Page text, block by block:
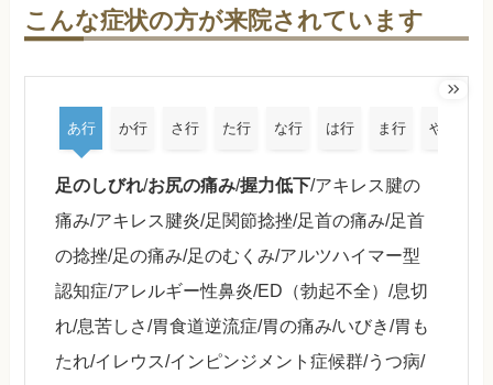
こんな症状の方が来院されています
あ行 か行 さ行 た行 な行 は行 ま行 や行
足のしびれ/お尻の痛み/握力低下/アキレス腱の
痛み/アキレス腱炎/足関節捻挫/足首の痛み/足首
の捻挫/足の痛み/足のむくみ/アルツハイマー型
認知症/アレルギー性鼻炎/ED（勃起不全）/息切
れ/息苦しさ/胃食道逆流症/胃の痛み/いびき/胃も
たれ/イレウス/インピンジメント症候群/うつ病/